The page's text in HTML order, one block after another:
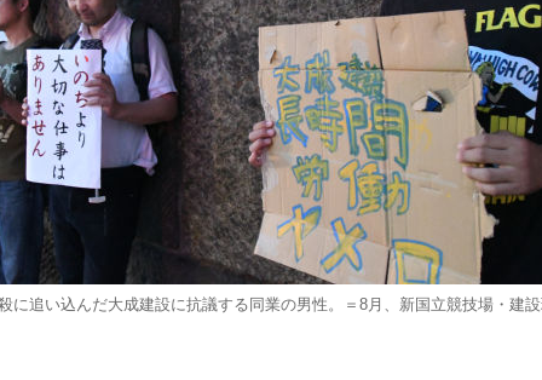
に追い込んだ大成建設に抗議する同業の男性。＝8月、新国立競技場・建